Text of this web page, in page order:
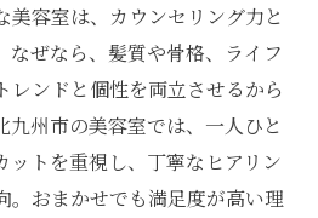
美容室は、カウンセリング力と
なぜなら、髪質や骨格、ライフ
レンドと個性を両立させるから
九州市の美容室では、一人ひと
ットを重視し、丁寧なヒアリン
。おまかせでも満足度が高い理